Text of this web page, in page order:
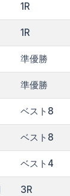
1R
1R
準優勝
準優勝
ベスト8
ベスト8
ベスト4
3R